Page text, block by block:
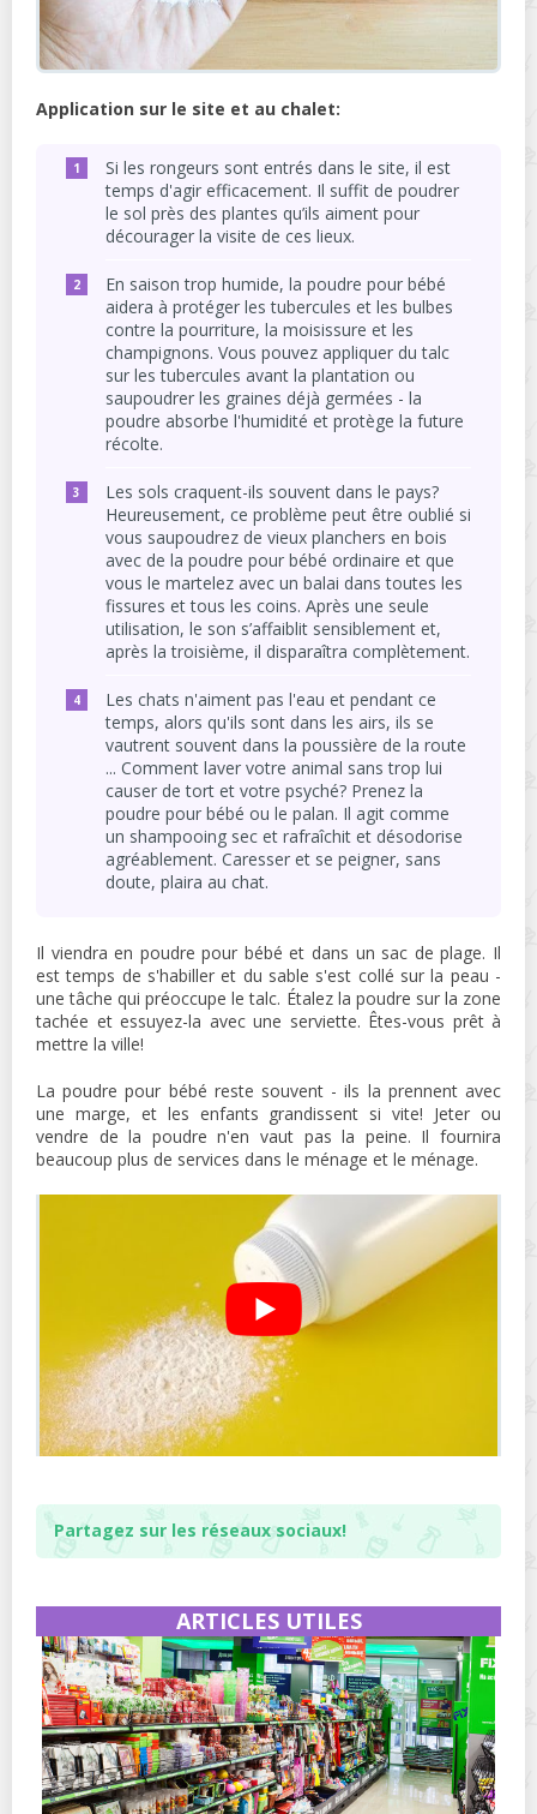
Application sur le site et au chalet:
Si les rongeurs sont entrés dans le site, il est
temps d'agir efficacement. Il suffit de poudrer
le sol près des plantes qu’ils aiment pour
décourager la visite de ces lieux.
En saison trop humide, la poudre pour bébé
aidera à protéger les tubercules et les bulbes
contre la pourriture, la moisissure et les
champignons. Vous pouvez appliquer du talc
sur les tubercules avant la plantation ou
saupoudrer les graines déjà germées - la
poudre absorbe l'humidité et protège la future
récolte.
Les sols craquent-ils souvent dans le pays?
Heureusement, ce problème peut être oublié si
vous saupoudrez de vieux planchers en bois
avec de la poudre pour bébé ordinaire et que
vous le martelez avec un balai dans toutes les
fissures et tous les coins. Après une seule
utilisation, le son s’affaiblit sensiblement et,
après la troisième, il disparaîtra complètement.
Les chats n'aiment pas l'eau et pendant ce
temps, alors qu'ils sont dans les airs, ils se
vautrent souvent dans la poussière de la route
... Comment laver votre animal sans trop lui
causer de tort et votre psyché? Prenez la
poudre pour bébé ou le palan. Il agit comme
un shampooing sec et rafraîchit et désodorise
agréablement. Caresser et se peigner, sans
doute, plaira au chat.
Il viendra en poudre pour bébé et dans un sac de plage. Il
est temps de s'habiller et du sable s'est collé sur la peau -
une tâche qui préoccupe le talc. Étalez la poudre sur la zone
tachée et essuyez-la avec une serviette. Êtes-vous prêt à
mettre la ville!
La poudre pour bébé reste souvent - ils la prennent avec
une marge, et les enfants grandissent si vite! Jeter ou
vendre de la poudre n'en vaut pas la peine. Il fournira
beaucoup plus de services dans le ménage et le ménage.
Partagez sur les réseaux sociaux!
ARTICLES UTILES